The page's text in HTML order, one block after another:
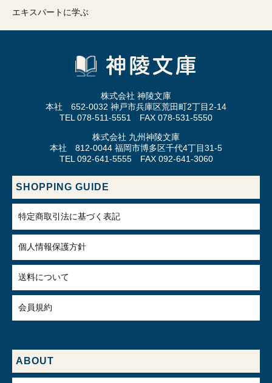
エキスパートに学ぶ
株式会社 神陵文庫
本社 652-0032 神戸市兵庫区荒田町2丁目2-14
TEL 078-511-5551 FAX 078-531-5550
株式会社 九州神陵文庫
本社 812-0044 福岡市博多区千代4丁目31-5
TEL 092-641-5555 FAX 092-641-3060
SHOPPING GUIDE
特定商取引法に基づく表記
個人情報保護方針
送料について
会員規約
ABOUT